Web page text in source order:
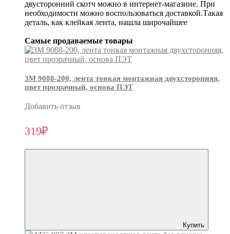
двусторонний скотч можно в интернет-магазине. При
необходимости можно воспользоваться доставкой.Такая
деталь, как клейкая лента, нашла широчайшее
Самые продаваемые товары
3М 9088-200, лента тонкая монтажная двухсторонняя,
цвет прозрачный, основа ПЭТ
Добавить отзыв
319₽
Купить